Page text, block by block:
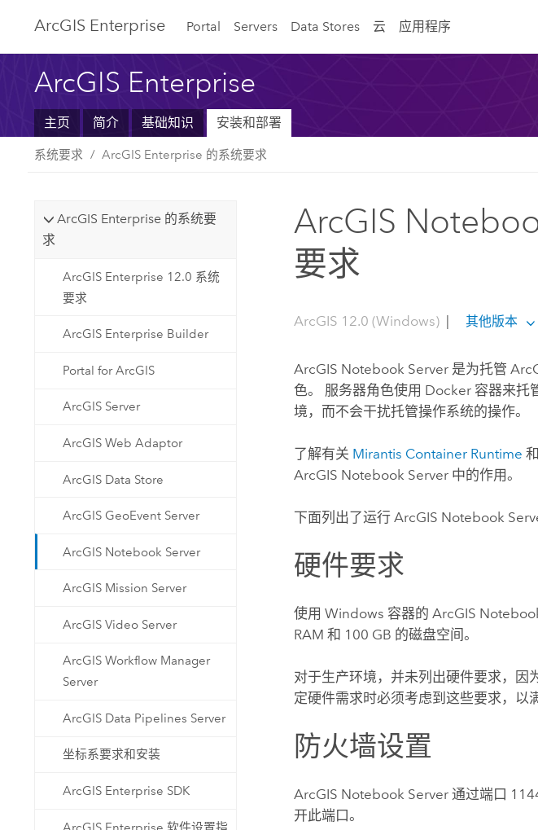
ArcGIS Enterprise Portal Servers Data Stores 云 应用程序
ArcGIS Enterprise
主页 简介 基础知识 安装和部署
系统要求 ArcGIS Enterprise 的系统要求
ArcGIS Enterprise 的系统要
求
ArcGIS Enterprise 12.0 系统
要求
ArcGIS Enterprise Builder
Portal for ArcGIS
ArcGIS Server
ArcGIS Web Adaptor
ArcGIS Data Store
ArcGIS GeoEvent Server
ArcGIS Notebook Server
ArcGIS Mission Server
ArcGIS Video Server
ArcGIS Workflow Manager
Server
ArcGIS Data Pipelines Server
坐标系要求和安装
ArcGIS Enterprise SDK
ArcGIS
要求
ArcGIS 12.0 (Windows) | 其他版本
ArcGIS Notebook Server 是为托管
色。 服务器角色使用 Docker 容器来托
境，而不会干扰托管操作系统的操作。
了解有关 Mirantis Container Runtime
ArcGIS Notebook Server 中的作用。
下面列出了运行ArcGIS Notebook
硬件要求
使用Windows 容器的ArcGIS
RAM 和 100 GB 的磁盘空间。
对于生产环境，并未列出硬件要求，因
定硬件需求时必须考虑到这些要求，以
防火墙设置
ArcGIS Notebook Server 通过端口
开此端口。